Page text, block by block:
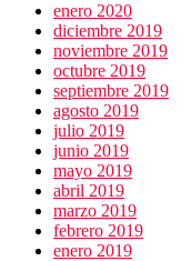
enero 2020
diciembre 2019
noviembre 2019
octubre 2019
septiembre 2019
agosto 2019
julio 2019
junio 2019
mayo 2019
abril 2019
marzo 2019
febrero 2019
enero 2019